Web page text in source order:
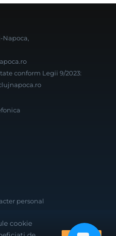
Napoca,
conform Legii 9/2023:
personal
cookie